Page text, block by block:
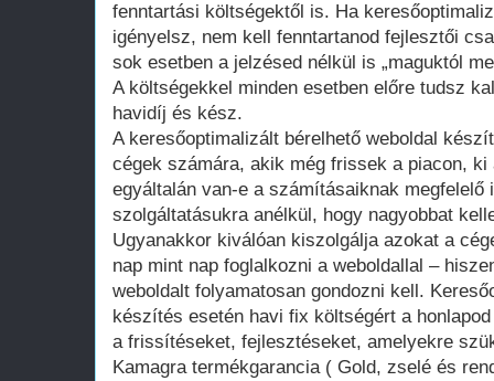
fenntartási költségektől is. Ha
igényelsz, nem kell fenntartanod fejlesztői
sok esetben a jelzésed nélkül is „maguktól
A költségekkel minden esetben előre tudsz
havidíj és kész.
A keresőoptimalizált bérelhető weboldal
cégek számára, akik még frissek a piacon, ki
egyáltalán van-e a számításaiknak megfelelő
szolgáltatásukra anélkül, hogy nagyobbat
Ugyanakkor kiválóan kiszolgálja azokat a
nap mint nap foglalkozni a weboldallal –
weboldalt folyamatosan gondozni kell.
készítés esetén havi fix költségért a
a frissítéseket, fejlesztéseket, amelyekre
Kamagra termékgarancia ( Gold, zselé és